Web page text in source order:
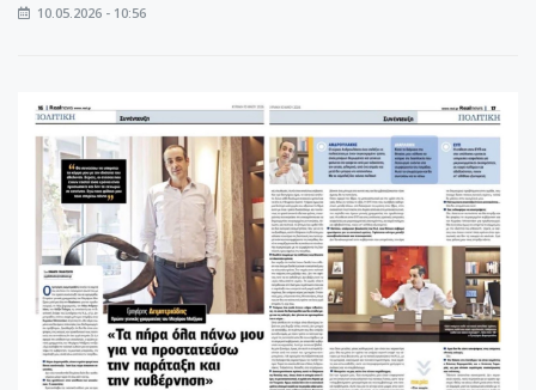
10.05.2026 - 10:56